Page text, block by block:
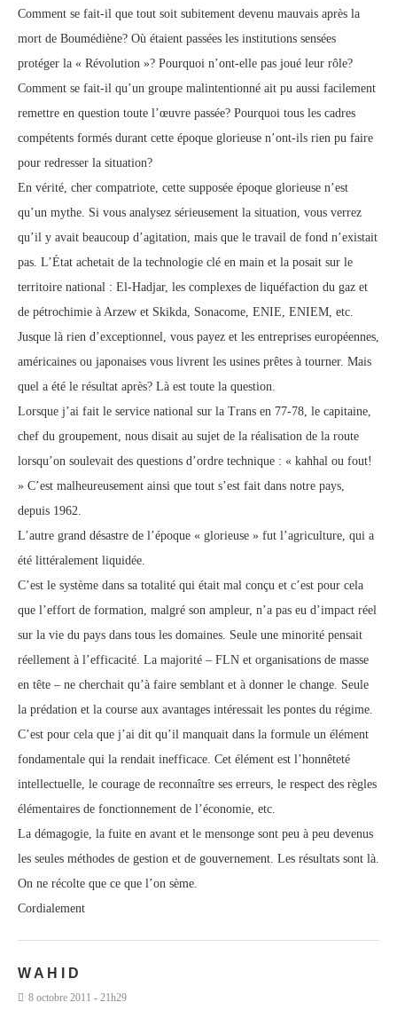
Comment se fait-il que tout soit subitement devenu mauvais après la
mort de Boumédiène? Où étaient passées les institutions sensées
protéger la « Révolution »? Pourquoi n’ont-elle pas joué leur rôle?
Comment se fait-il qu’un groupe malintentionné ait pu aussi facilement
remettre en question toute l’œuvre passée? Pourquoi tous les cadres
compétents formés durant cette époque glorieuse n’ont-ils rien pu faire
pour redresser la situation?
En vérité, cher compatriote, cette supposée époque glorieuse n’est
qu’un mythe. Si vous analysez sérieusement la situation, vous verrez
qu’il y avait beaucoup d’agitation, mais que le travail de fond n’existait
pas. L’État achetait de la technologie clé en main et la posait sur le
territoire national : El-Hadjar, les complexes de liquéfaction du gaz et
de pétrochimie à Arzew et Skikda, Sonacome, ENIE, ENIEM, etc.
Jusque là rien d’exceptionnel, vous payez et les entreprises européennes,
américaines ou japonaises vous livrent les usines prêtes à tourner. Mais
quel a été le résultat après? Là est toute la question.
Lorsque j’ai fait le service national sur la Trans en 77-78, le capitaine,
chef du groupement, nous disait au sujet de la réalisation de la route
lorsqu’on soulevait des questions d’ordre technique : « kahhal ou fout!
» C’est malheureusement ainsi que tout s’est fait dans notre pays,
depuis 1962.
L’autre grand désastre de l’époque « glorieuse » fut l’agriculture, qui a
été littéralement liquidée.
C’est le système dans sa totalité qui était mal conçu et c’est pour cela
que l’effort de formation, malgré son ampleur, n’a pas eu d’impact réel
sur la vie du pays dans tous les domaines. Seule une minorité pensait
réellement à l’efficacité. La majorité – FLN et organisations de masse
en tête – ne cherchait qu’à faire semblant et à donner le change. Seule
la prédation et la course aux avantages intéressait les pontes du régime.
C’est pour cela que j’ai dit qu’il manquait dans la formule un élément
fondamentale qui la rendait inefficace. Cet élément est l’honnêteté
intellectuelle, le courage de reconnaître ses erreurs, le respect des règles
élémentaires de fonctionnement de l’économie, etc.
La démagogie, la fuite en avant et le mensonge sont peu à peu devenus
les seules méthodes de gestion et de gouvernement. Les résultats sont là.
On ne récolte que ce que l’on sème.
Cordialement
W A H I D
8 octobre 2011 - 21h29